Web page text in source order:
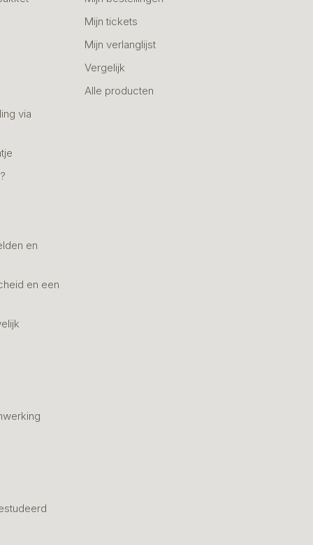
via
en
en een
Mijn tickets
Mijn verlanglijst
Vergelijk
Alle producten